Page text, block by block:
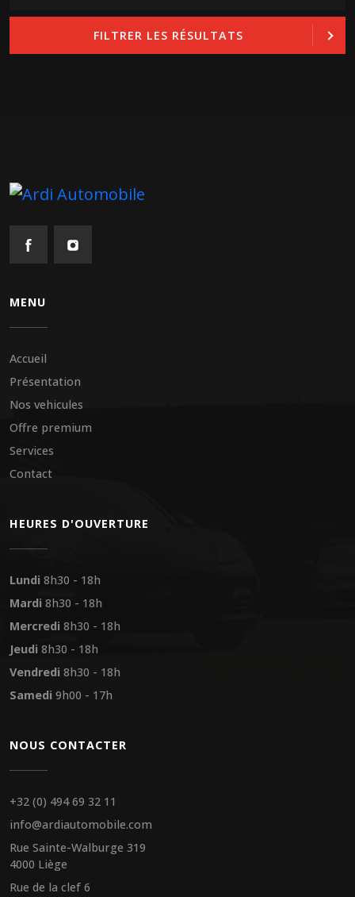
FILTRER LES RÉSULTATS
MENU
Accueil
Présentation
Nos vehicules
Offre premium
Services
Contact
HEURES D'OUVERTURE
Lundi 8h30 - 18h
Mardi 8h30 - 18h
Mercredi 8h30 - 18h
Jeudi 8h30 - 18h
Vendredi 8h30 - 18h
Samedi 9h00 - 17h
NOUS CONTACTER
+32 (0) 494 69 32 11
info@ardiautomobile.com
Rue Sainte-Walburge 319
4000 Liège
Rue de la clef 6